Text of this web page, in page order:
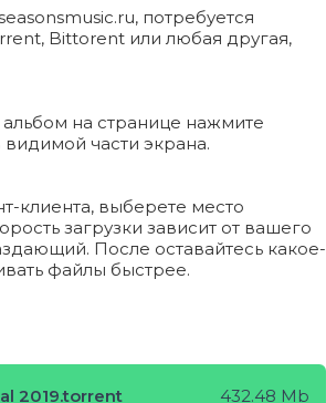
Remix).mp3 (14.89 Mb)
потребуется
Bittorent или любая другая,
на странице нажмите
части экрана.
клиента, выберете место
загрузки зависит от вашего
После оставайтесь какое-
файлы быстрее.
2019.torrent 432.48 Mb